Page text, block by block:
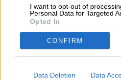
I want to opt-out of
Personal Data for Targeted
Opted In
CONFIRM
Data Deletion Data
nueva película de
The Last House (La
protagonizada por
ENTRETENIMIENTO
‘The Legend
sería el adiós